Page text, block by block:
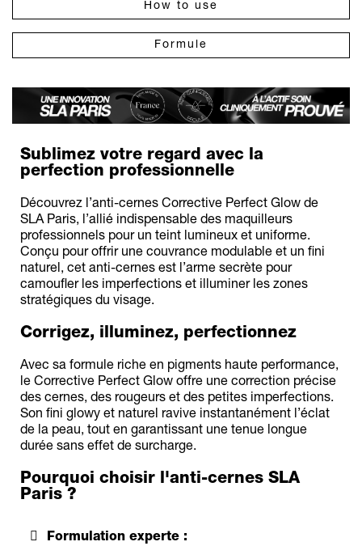
How to use
Formule
Sublimez votre regard avec la
perfection professionnelle
Découvrez l’anti-cernes Corrective Perfect Glow de
SLA Paris, l’allié indispensable des maquilleurs
professionnels pour un teint lumineux et uniforme.
Conçu pour offrir une couvrance modulable et un fini
naturel, cet anti-cernes est l’arme secrète pour
camoufler les imperfections et illuminer les zones
stratégiques du visage.
Corrigez, illuminez, perfectionnez
Avec sa formule riche en pigments haute performance,
le Corrective Perfect Glow offre une correction précise
des cernes, des rougeurs et des petites imperfections.
Son fini glowy et naturel ravive instantanément l’éclat
de la peau, tout en garantissant une tenue longue
durée sans effet de surcharge.
Pourquoi choisir l'anti-cernes SLA
Paris ?
Formulation experte :